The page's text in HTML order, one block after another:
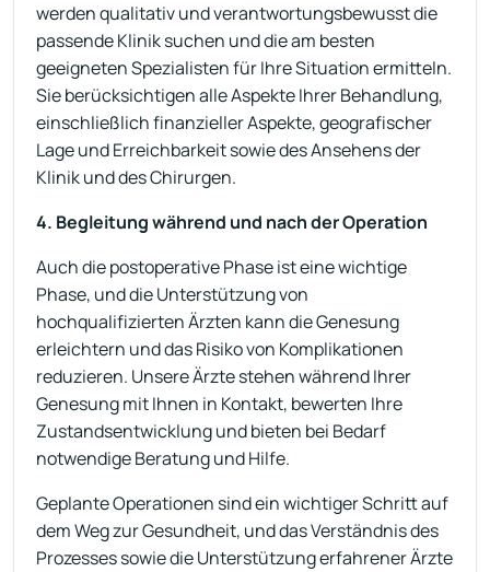
werden qualitativ und verantwortungsbewusst die
passende Klinik suchen und die am besten
geeigneten Spezialisten für Ihre Situation ermitteln.
Sie berücksichtigen alle Aspekte Ihrer Behandlung,
einschließlich finanzieller Aspekte, geografischer
Lage und Erreichbarkeit sowie des Ansehens der
Klinik und des Chirurgen.
4. Begleitung während und nach der Operation
Auch die postoperative Phase ist eine wichtige
Phase, und die Unterstützung von
hochqualifizierten Ärzten kann die Genesung
erleichtern und das Risiko von Komplikationen
reduzieren. Unsere Ärzte stehen während Ihrer
Genesung mit Ihnen in Kontakt, bewerten Ihre
Zustandsentwicklung und bieten bei Bedarf
notwendige Beratung und Hilfe.
Geplante Operationen sind ein wichtiger Schritt auf
dem Weg zur Gesundheit, und das Verständnis des
Prozesses sowie die Unterstützung erfahrener Ärzte